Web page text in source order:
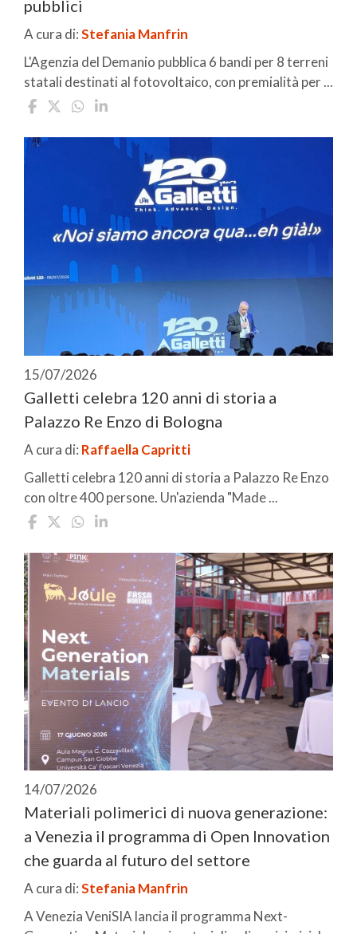
pubblici
A cura di:Stefania Manfrin
L'Agenzia del Demanio pubblica 6 bandi per 8 terreni
statali destinati al fotovoltaico, con premialità per ...
15/07/2026
Galletti celebra 120 anni di storia a
Palazzo Re Enzo di Bologna
A cura di: Raffaella Capritti
Galletti celebra 120 anni di storia a Palazzo Re Enzo
con oltre 400 persone. Un'azienda "Made ...
14/07/2026
Materiali polimerici di nuova generazione:
a Venezia il programma di Open Innovation
che guarda al futuro del settore
A cura di:Stefania Manfrin
A Venezia VeniSIA lancia il programma Next-